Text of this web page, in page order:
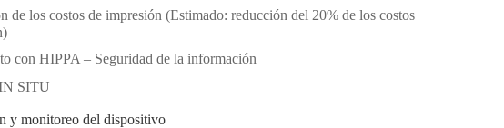
de los costos de impresión (Estimado: reducción del 20% de los costos
con HIPPA – Seguridad de la información
SITU
y monitoreo del dispositivo